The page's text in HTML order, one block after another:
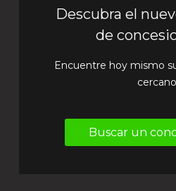
Descubra el
de
Encuentre hoy mismo
Buscar un